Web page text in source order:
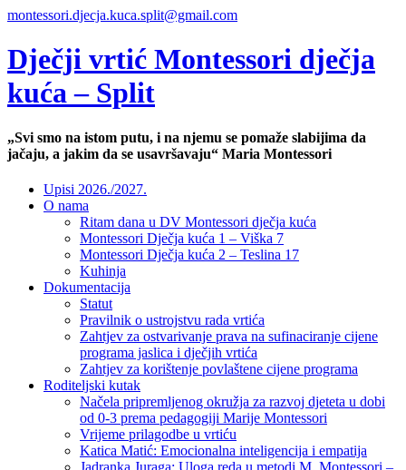
montessori.djecja.kuca.split@gmail.com
Dječji vrtić Montessori dječja
kuća – Split
„Svi smo na istom putu, i na njemu se pomaže slabijima da
jačaju, a jakim da se usavršavaju“ Maria Montessori
Upisi 2026./2027.
O nama
Ritam dana u DV Montessori dječja kuća
Montessori Dječja kuća 1 – Viška 7
Montessori Dječja kuća 2 – Teslina 17
Kuhinja
Dokumentacija
Statut
Pravilnik o ustrojstvu rada vrtića
Zahtjev za ostvarivanje prava na sufinaciranje cijene
programa jaslica i dječjih vrtića
Zahtjev za korištenje povlaštene cijene programa
Roditeljski kutak
Načela pripremljenog okružja za razvoj djeteta u dobi
od 0-3 prema pedagogiji Marije Montessori
Vrijeme prilagodbe u vrtiću
Katica Matić: Emocionalna inteligencija i empatija